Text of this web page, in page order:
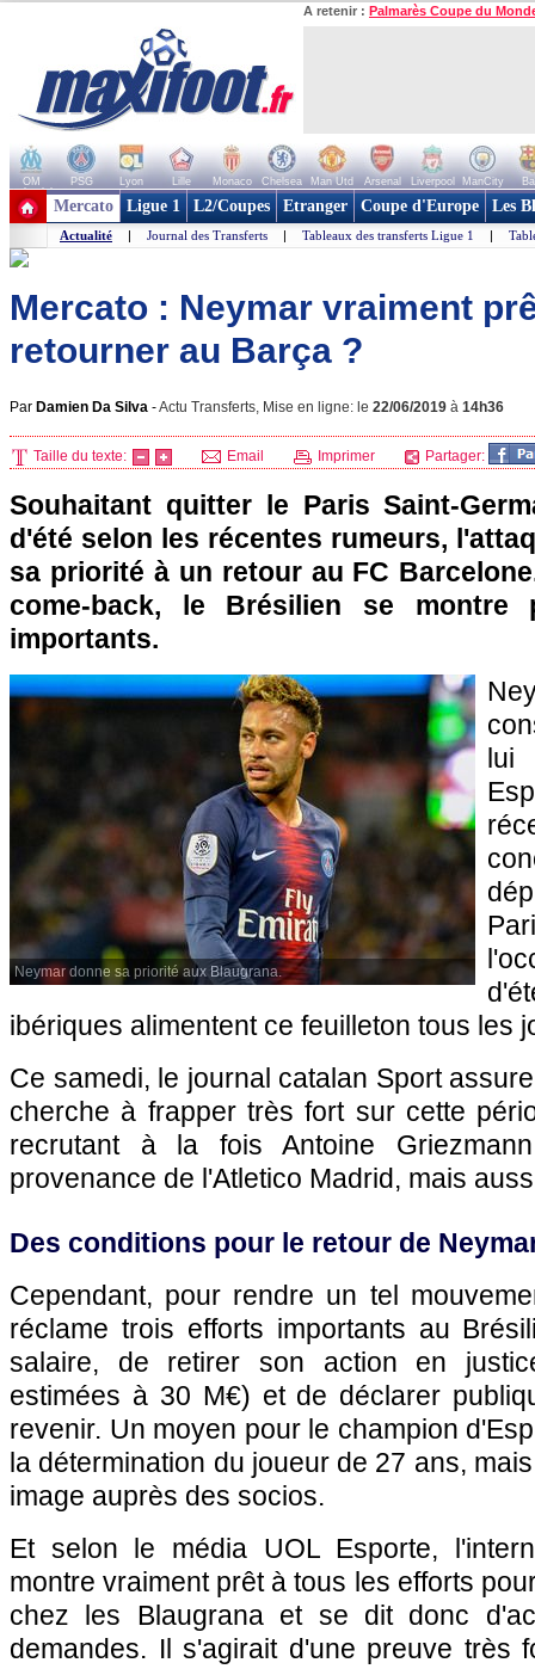
A retenir : Palmarès Coupe du
OM PSG Lyon Lille Monaco Chelsea Man Utd Arsenal Liverpool ManCity
+ de clubs
Mercato Ligue 1 L2/Coupes Etranger Coupe d'Europe Les
Actualité | Journal des Transferts | Tableaux des transferts Ligue 1 |
Mercato : Neymar vraiment
retourner au Barça ?
Par Damien Da Silva -Actu Transferts, Mise en ligne: le 22/06/2019 à 14h36
Taille du texte: Email Imprimer Partager:
Souhaitant quitter le Paris Saint-
d'été selon les récentes rumeurs,
sa priorité à un retour au FC
come-back, le Brésilien se
importants.
Neymar donne sa priorité aux Blaugrana.
lui
ibériques alimentent ce feuilleton tous les
Ce samedi, le journal catalan Sport
cherche à frapper très fort sur cette
recrutant à la fois Antoine
provenance de l'Atletico Madrid, mais
Des conditions pour le retour de
Cependant, pour rendre un tel
réclame trois efforts importants au
salaire, de retirer son action en
estimées à 30 M€) et de déclarer
revenir. Un moyen pour le champion
la détermination du joueur de 27 ans,
image auprès des socios.
Et selon le média UOL Esporte,
montre vraiment prêt à tous les efforts
chez les Blaugrana et se dit donc
demandes. Il s'agirait d'une preuve très